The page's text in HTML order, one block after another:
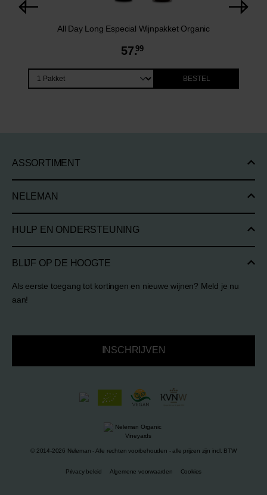
All Day Long Especial Wijnpakket Organic
57.99
BESTEL
ASSORTIMENT
NELEMAN
HULP EN ONDERSTEUNING
BLIJF OP DE HOOGTE
Als eerste toegang tot kortingen en nieuwe wijnen? Meld je nu
aan!
INSCHRIJVEN
© 2014-2026 Neleman - Alle rechten voorbehouden - alle prijzen zijn incl. BTW
Privacy beleid Algemene voorwaarden Cookies